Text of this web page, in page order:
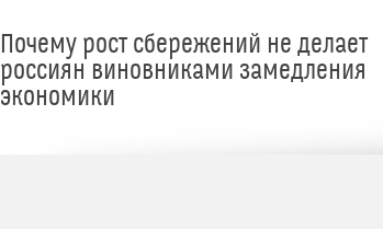
Почему рост сбережений не делает
россиян виновниками замедления
экономики